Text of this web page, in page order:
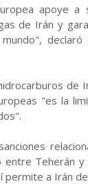
apoye a
de Irán y
de
"es la
Teherán y
permite a Irán